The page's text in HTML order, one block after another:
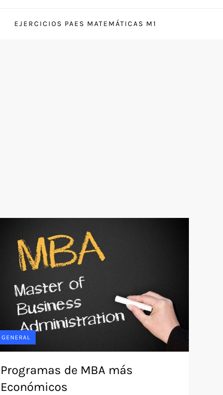
EJERCICIOS PAES MATEMÁTICAS M1
GENERAL
Programas de MBA más
Económicos